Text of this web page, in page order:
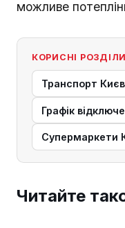
можливе
КОРИСНІ
Транспорт
Графік
Супермаркети
Читайте